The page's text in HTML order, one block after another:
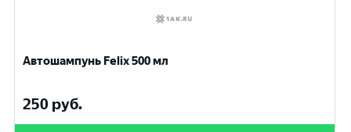
Автошампунь Felix 500 мл
250 руб.